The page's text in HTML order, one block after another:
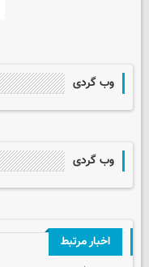
وب گردی
وب گردی
اخبار مرتبط